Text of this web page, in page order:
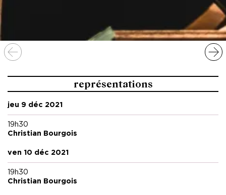
représentations
jeu 9 déc 2021
19h30
Christian Bourgois
ven 10 déc 2021
19h30
Christian Bourgois